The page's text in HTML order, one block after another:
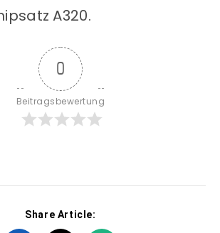
A320.
0
Beitragsbewertung
Share Article: